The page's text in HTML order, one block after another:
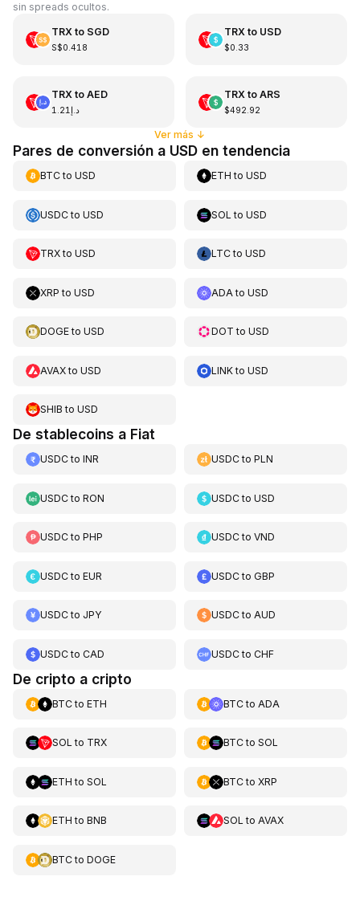
sin spreads ocultos.
TRXto SGD
S$0.418
TRXto USD
$0.33
TRXto AED
د.إ1.21
TRXto ARS
$492.92
Ver más ↓
Pares de conversión a USD en tendencia
BTCto USD ETH toUSD
USDCto USD SOL toUSD
TRXto USD LTCtoUSD
XRP to USD ADA toUSD
DOGEto USD DOT toUSD
AVAXto USD LINKtoUSD
SHIB to USD
De stablecoins a Fiat
USDCto INR USDCtoPLN
USDCto RON USDCtoUSD
USDCto PHP USDCtoVND
USDCto EUR USDCtoGBP
USDCto JPY USDCtoAUD
USDCto CAD USDCtoCHF
De cripto a cripto
BTCto ETH BTCto ADA
SOL to TRX BTCto SOL
ETH to SOL BTCto XRP
ETH to BNB SOL to AVAX
BTCto DOGE